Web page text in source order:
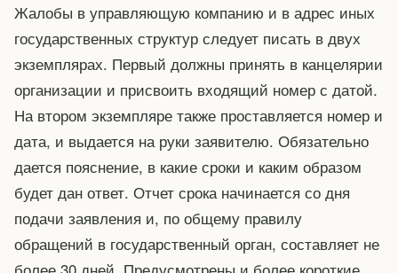
Жалобы в управляющую компанию и в адрес иных
государственных структур следует писать в двух
экземплярах. Первый должны принять в канцелярии
организации и присвоить входящий номер с датой.
На втором экземпляре также проставляется номер и
дата, и выдается на руки заявителю. Обязательно
дается пояснение, в какие сроки и каким образом
будет дан ответ. Отчет срока начинается со дня
подачи заявления и, по общему правилу
обращений в государственный орган, составляет не